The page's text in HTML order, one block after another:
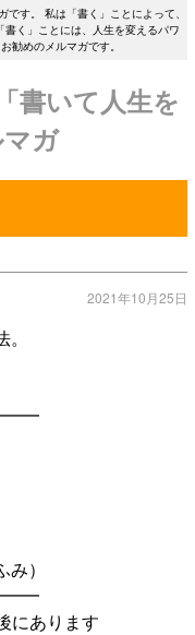
す。 私は「書く」ことによって、
く」ことには、人生を変えるパワ
勧めのメルマガです。
書いて人生を
ガ
2021年10月25日
）
にあります